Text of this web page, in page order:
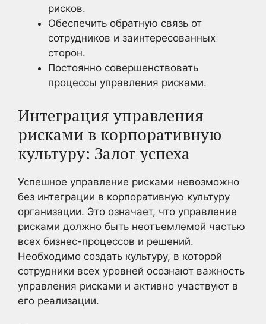
рисков.
Обеспечить обратную связь от
сотрудников и заинтересованных
сторон.
Постоянно совершенствовать
процессы управления рисками.
Интеграция управления
рисками в корпоративную
культуру: Залог успеха
Успешное управление рисками невозможно
без интеграции в корпоративную культуру
организации. Это означает, что управление
рисками должно быть неотъемлемой частью
всех бизнес-процессов и решений.
Необходимо создать культуру, в которой
сотрудники всех уровней осознают важность
управления рисками и активно участвуют в
его реализации.